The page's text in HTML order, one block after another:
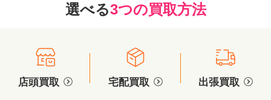
選べる3つの買取方法
店頭買取 宅配買取 出張買取